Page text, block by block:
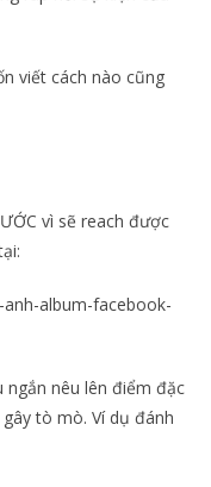
viết cách nào cũng
vì sẽ reach được
album-facebook-
ngắn nêu lên điểm đặc
tò mò. Ví dụ đánh